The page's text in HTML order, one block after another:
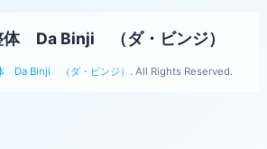
体 Da Binji （ダ・ビンジ）
Da Binji （ダ・ビンジ） . All Rights Reserved.